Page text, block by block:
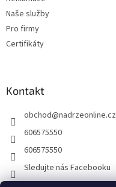
Naše služby
Pro firmy
Certifikáty
Kontakt
obchod@nadrzeonline.cz
606575550
606575550
Sledujte nás Facebooku